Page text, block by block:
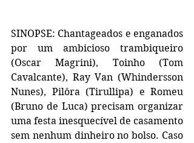
SINOPSE: Chantageados e enganados
por um ambicioso trambiqueiro
(Oscar Magrini), Toinho (Tom
Cavalcante), Ray Van (Whindersson
Nunes), Pilôra (Tirullipa) e Romeu
(Bruno de Luca) precisam organizar
uma festa inesquecível de casamento
sem nenhum dinheiro no bolso. Caso